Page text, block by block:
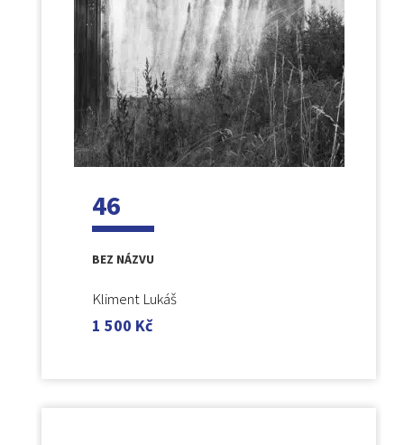
46
BEZ NÁZVU
Kliment Lukáš
1 500 Kč